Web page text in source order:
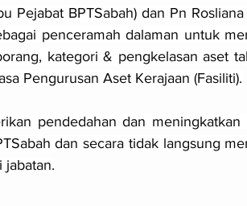
Pejabat BPTSabah) dan Pn
penceramah dalaman untuk
kategori & pengkelasan aset
Pengurusan Aset Kerajaan (Fasiliti).
pendedahan dan meningkatkan
dan secara tidak langsung
jabatan.